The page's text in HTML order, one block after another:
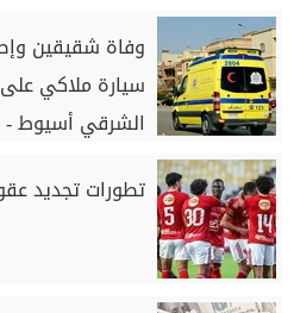
وفاة شقيقين
سيارة ملاكي
الشرقي أسيوط
تطورات تجديد